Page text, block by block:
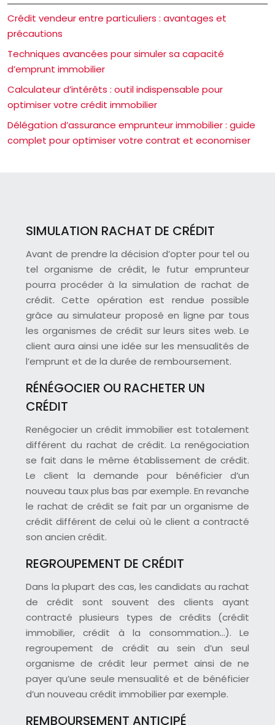
Crédit vendeur entre particuliers : avantages et
précautions
Techniques avancées pour simuler sa capacité
d’emprunt immobilier
Calculateur d’intérêts : outil indispensable pour
optimiser votre crédit immobilier
Délégation d’assurance emprunteur immobilier : guide
complet pour optimiser votre contrat et economiser
SIMULATION RACHAT DE CRÉDIT
Avant de prendre la décision d’opter pour tel ou
tel organisme de crédit, le futur emprunteur
pourra procéder à la simulation de rachat de
crédit. Cette opération est rendue possible
grâce au simulateur proposé en ligne par tous
les organismes de crédit sur leurs sites web. Le
client aura ainsi une idée sur les mensualités de
l’emprunt et de la durée de remboursement.
RÉNÉGOCIER OU RACHETER UN
CRÉDIT
Renégocier un crédit immobilier est totalement
différent du rachat de crédit. La renégociation
se fait dans le même établissement de crédit.
Le client la demande pour bénéficier d’un
nouveau taux plus bas par exemple. En revanche
le rachat de crédit se fait par un organisme de
crédit différent de celui où le client a contracté
son ancien crédit.
REGROUPEMENT DE CRÉDIT
Dans la plupart des cas, les candidats au rachat
de crédit sont souvent des clients ayant
contracté plusieurs types de crédits (crédit
immobilier, crédit à la consommation…). Le
regroupement de crédit au sein d’un seul
organisme de crédit leur permet ainsi de ne
payer qu’une seule mensualité et de bénéficier
d’un nouveau crédit immobilier par exemple.
REMBOURSEMENT ANTICIPÉ